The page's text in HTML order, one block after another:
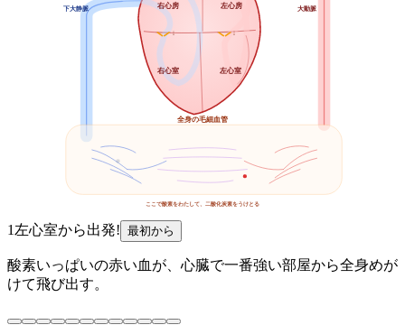
右心房
右心室
左心房
左心室
↓ ↓
全身の毛細血管
ここで酸素をわたして、二酸化炭素をうけとる
大動脈
下大静脈
1 左心室から出発! 最初から
酸素いっぱいの赤い血が、心臓で一番強い部屋から全身めが
けて飛び出す。